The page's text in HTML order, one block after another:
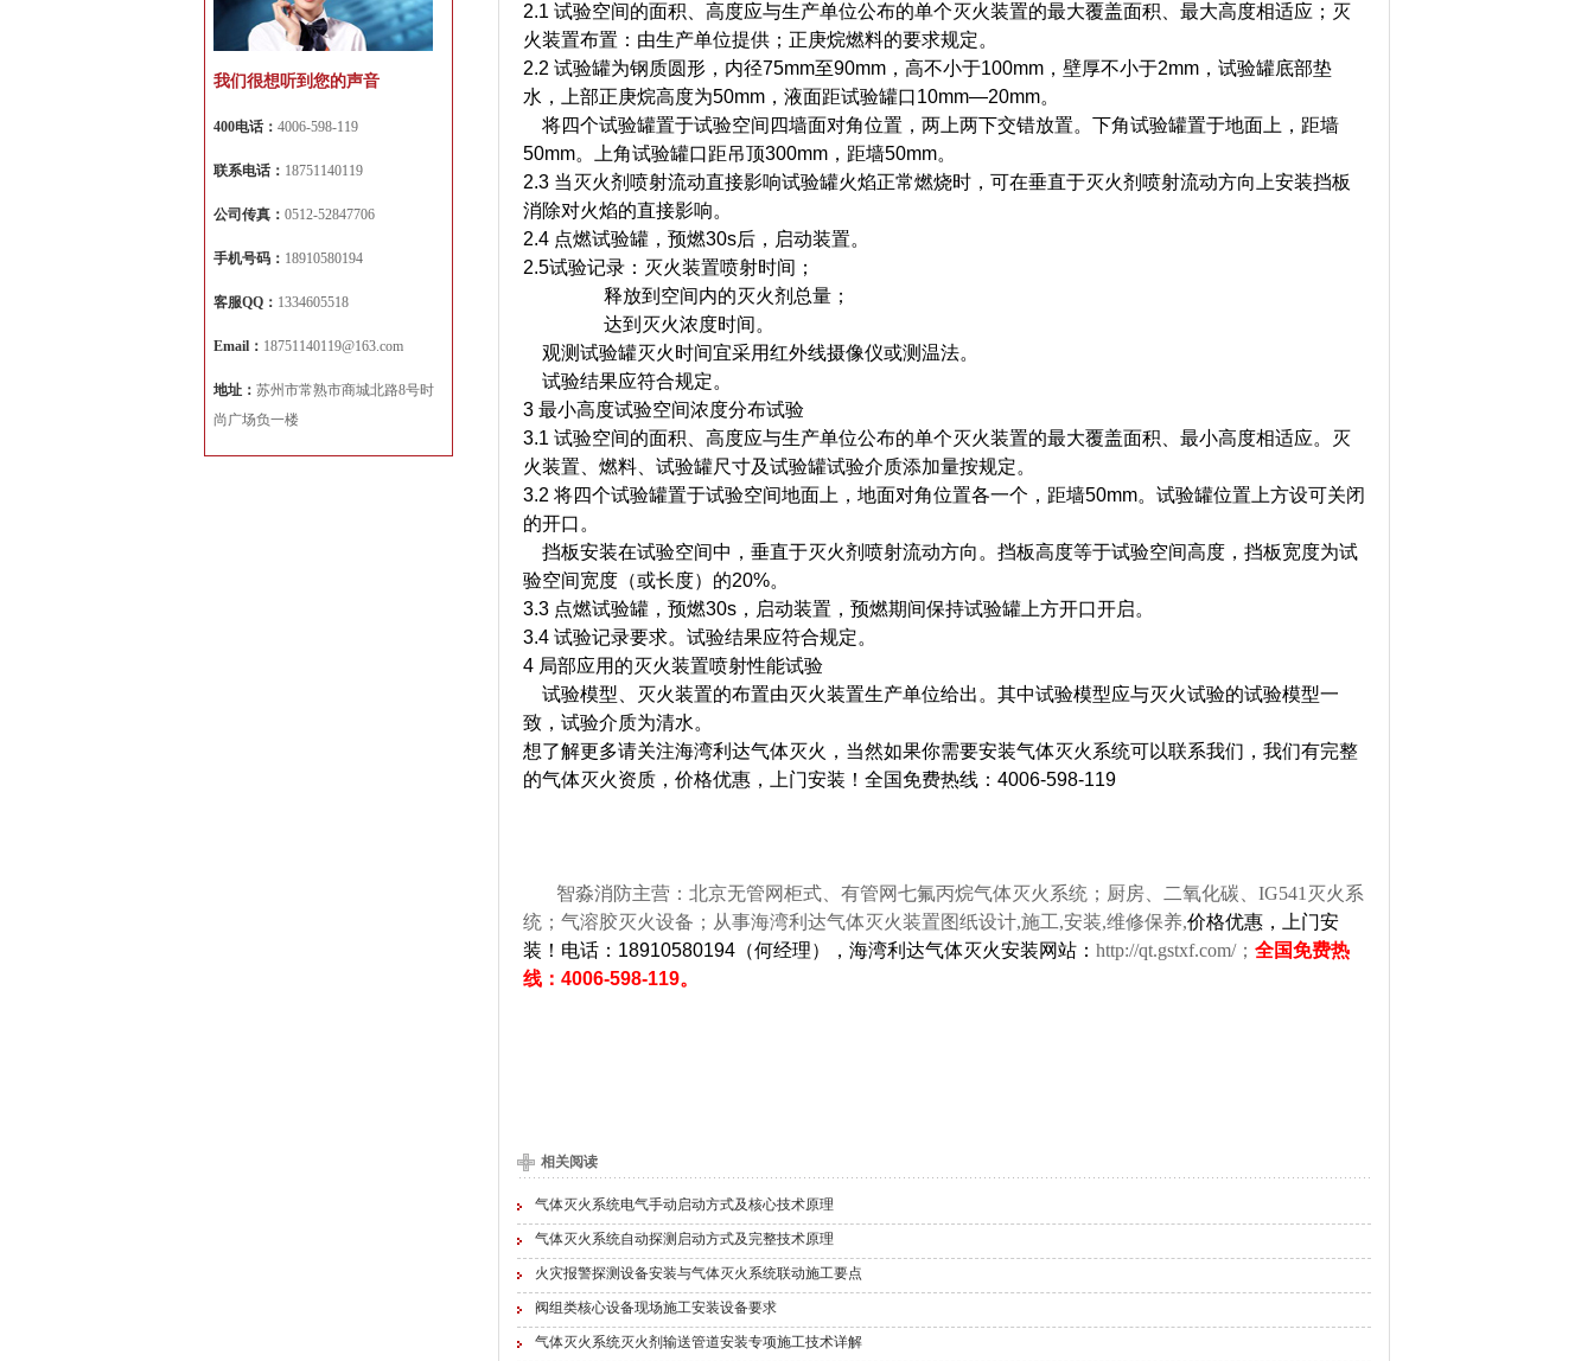
2.1 试验空间的面积、高度应与生产单位公布的单个灭火装置的最大覆盖面积、最大高度相适应；灭
火装置布置：由生产单位提供；正庚烷燃料的要求规定。
2.2 试验罐为钢质圆形，内径75mm至90mm，高不小于100mm，壁厚不小于2mm，试验罐底部垫
水，上部正庚烷高度为50mm，液面距试验罐口10mm—20mm。
将四个试验罐置于试验空间四墙面对角位置，两上两下交错放置。下角试验罐置于地面上，距墙
50mm。上角试验罐口距吊顶300mm，距墙50mm。
2.3 当灭火剂喷射流动直接影响试验罐火焰正常燃烧时，可在垂直于灭火剂喷射流动方向上安装挡板
消除对火焰的直接影响。
2.4 点燃试验罐，预燃30s后，启动装置。
2.5试验记录：灭火装置喷射时间；
释放到空间内的灭火剂总量；
达到灭火浓度时间。
观测试验罐灭火时间宜采用红外线摄像仪或测温法。
试验结果应符合规定。
3 最小高度试验空间浓度分布试验
3.1 试验空间的面积、高度应与生产单位公布的单个灭火装置的最大覆盖面积、最小高度相适应。灭
火装置、燃料、试验罐尺寸及试验罐试验介质添加量按规定。
3.2 将四个试验罐置于试验空间地面上，地面对角位置各一个，距墙50mm。试验罐位置上方设可关闭
的开口。
挡板安装在试验空间中，垂直于灭火剂喷射流动方向。挡板高度等于试验空间高度，挡板宽度为试
验空间宽度（或长度）的20%。
3.3 点燃试验罐，预燃30s，启动装置，预燃期间保持试验罐上方开口开启。
3.4 试验记录要求。试验结果应符合规定。
4 局部应用的灭火装置喷射性能试验
试验模型、灭火装置的布置由灭火装置生产单位给出。其中试验模型应与灭火试验的试验模型一
致，试验介质为清水。
想了解更多请关注海湾利达气体灭火，当然如果你需要安装气体灭火系统可以联系我们，我们有完整
的气体灭火资质，价格优惠，上门安装！全国免费热线：4006-598-119
智淼消防主营：北京无管网柜式、有管网七氟丙烷气体灭火系统；厨房、二氧化碳、IG541灭火系
统；气溶胶灭火设备；从事海湾利达气体灭火装置图纸设计,施工,安装,维修保养,价格优惠，上门安
装！电话：18910580194（何经理），海湾利达气体灭火安装网站： http://qt.gstxf.com/； 全国免费热
线：4006-598-119。
相关阅读
气体灭火系统电气手动启动方式及核心技术原理
气体灭火系统自动探测启动方式及完整技术原理
火灾报警探测设备安装与气体灭火系统联动施工要点
阀组类核心设备现场施工安装设备要求
气体灭火系统灭火剂输送管道安装专项施工技术详解
我们很想听到您的声音
400电话： 4006-598-119
联系电话： 18751140119
公司传真： 0512-52847706
手机号码： 18910580194
客服QQ： 1334605518
Email： 18751140119@163.com
地址： 苏州市常熟市商城北路8号时
尚广场负一楼